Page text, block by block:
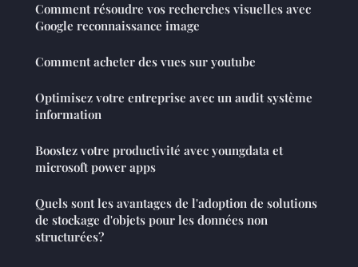
Comment résoudre vos recherches visuelles avec
Google reconnaissance image
Comment acheter des vues sur youtube
Optimisez votre entreprise avec un audit système
information
Boostez votre productivité avec youngdata et
microsoft power apps
Quels sont les avantages de l'adoption de solutions
de stockage d'objets pour les données non
structurées?